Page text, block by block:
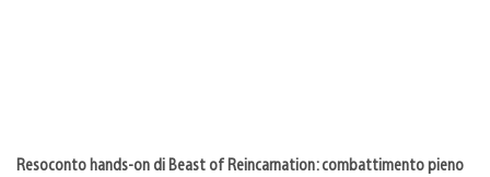
Resoconto hands-on di Beast of Reincarnation: combattimento pieno